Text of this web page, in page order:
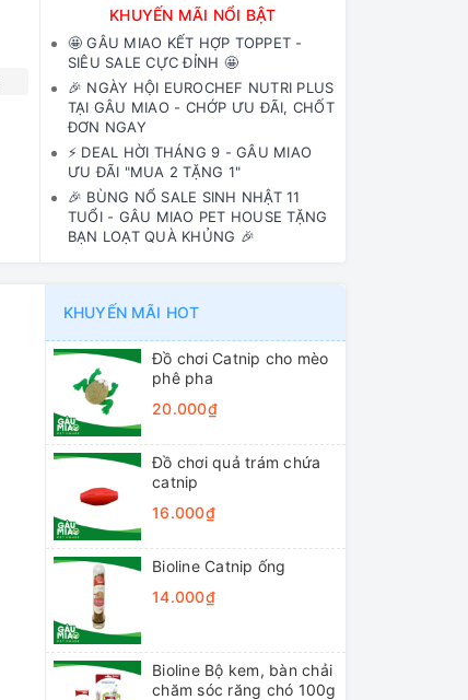
KHUYẾN MÃI NỔI BẬT
🤩 GÂU MIAO KẾT HỢP TOPPET -
SIÊU SALE CỰC ĐỈNH 🤩
🎉 NGÀY HỘI EUROCHEF NUTRI PLUS
TẠI GÂU MIAO - CHỚP ƯU ĐÃI, CHỐT
ĐƠN NGAY
⚡️ DEAL HỜI THÁNG 9 - GÂU MIAO
ƯU ĐÃI "MUA 2 TẶNG 1"
🎉 BÙNG NỔ SALE SINH NHẬT 11
TUỔI - GÂU MIAO PET HOUSE TẶNG
BẠN LOẠT QUÀ KHỦNG 🎉
KHUYẾN MÃI HOT
Đồ chơi Catnip cho mèo
phê pha
20.000₫
Đồ chơi quả trám chứa
catnip
16.000₫
Bioline Catnip ống
14.000₫
Bioline Bộ kem, bàn chải
chăm sóc răng chó 100g